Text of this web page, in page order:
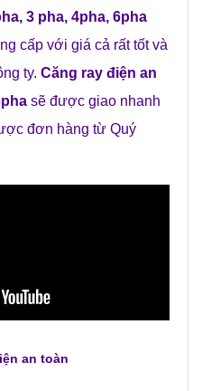
3 pha, 4pha, 6pha
cấp với giá cả rất tốt và
ty. Căng ray điện an
sẽ được giao nhanh
đơn hàng từ Quý
an toàn